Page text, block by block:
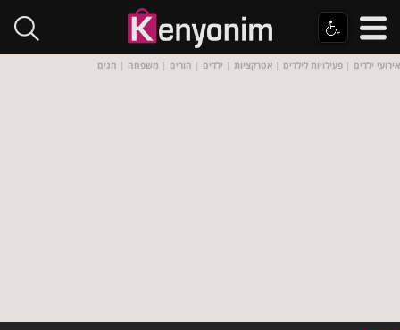
אירועי ילדים | פעילויות לילדים | אטרקציות | ילדים | הורים | משפחה | חגים